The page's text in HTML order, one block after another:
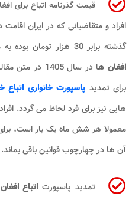
افراد و متقاضیانی که در ایران
گذشته برابر 30 هزار تومان بوده به محض اعلام
افغان ه
ا در سال 1405
برای تمدید پاسپورت خانواری اتباع
هایی نیز برای فرد لحاظ می گردد.
معمولا هر شش ماه یک بار است،
آن ها در چهارچوب قوانین باقی بماند.
تمدید پاسپورت اتباع افغان